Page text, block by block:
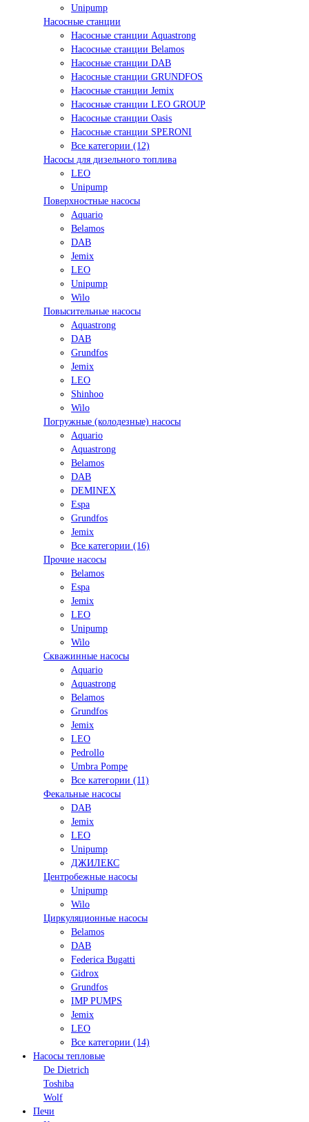
Unipump
Насосные станции
Насосные станции Aquastrong
Насосные станции Belamos
Насосные станции DAB
Насосные станции GRUNDFOS
Насосные станции Jemix
Насосные станции LEO GROUP
Насосные станции Oasis
Насосные станции SPERONI
Все категории (12)
Насосы для дизельного топлива
LEO
Unipump
Поверхностные насосы
Aquario
Belamos
DAB
Jemix
LEO
Unipump
Wilo
Повысительные насосы
Aquastrong
DAB
Grundfos
Jemix
LEO
Shinhoo
Wilo
Погружные (колодезные) насосы
Aquario
Aquastrong
Belamos
DAB
DEMINEX
Espa
Grundfos
Jemix
Все категории (16)
Прочие насосы
Belamos
Espa
Jemix
LEO
Unipump
Wilo
Скважинные насосы
Aquario
Aquastrong
Belamos
Grundfos
Jemix
LEO
Pedrollo
Umbra Pompe
Все категории (11)
Фекальные насосы
DAB
Jemix
LEO
Unipump
ДЖИЛЕКС
Центробежные насосы
Unipump
Wilo
Циркуляционные насосы
Belamos
DAB
Federica Bugatti
Gidrox
Grundfos
IMP PUMPS
Jemix
LEO
Все категории (14)
Насосы тепловые
De Dietrich
Toshiba
Wolf
Печи